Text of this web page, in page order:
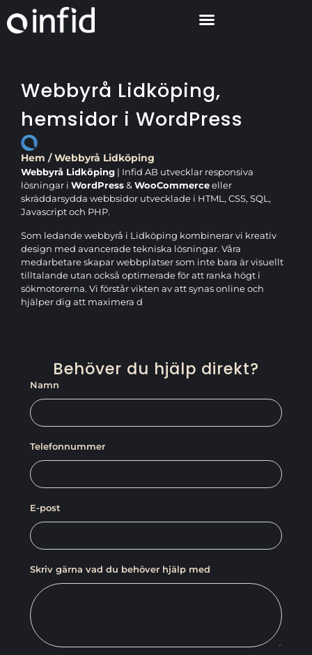
Webbyrå Lidköping,
hemsidor i WordPress
Hem /Webbyrå Lidköping
Webbyrå Lidköping | Infid AB utvecklar responsiva
lösningar iWordPress&WooCommerceeller
skräddarsydda webbsidor utvecklade i HTML, CSS, SQL,
Javascript och PHP.
Som ledande webbyrå i Lidköping kombinerar vi kreativ
design med avancerade tekniska lösningar. Våra
medarbetare skapar webbplatser som inte bara är visuellt
tilltalande utan också optimerade för att ranka högt i
sökmotorerna. Vi förstår vikten av att synas online och
hjälper dig att maximera d
Behöver du hjälp direkt?
Namn
Telefonnummer
E-post
Skriv gärna vad du behöver hjälp med